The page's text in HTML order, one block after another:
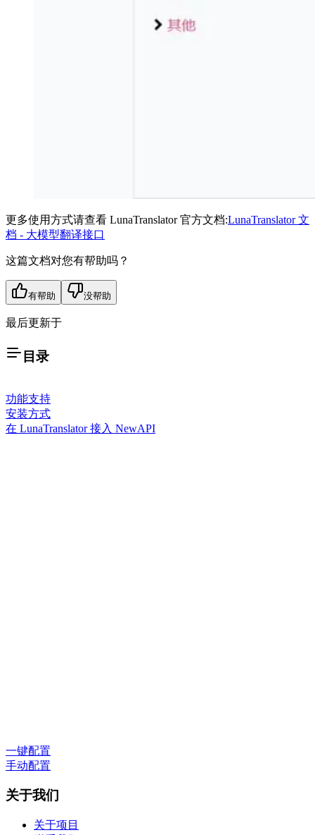
更多使用方式请查看 LunaTranslator 官方文档:LunaTranslator 文
档 - 大模型翻译接口
这篇文档对您有帮助吗？
有帮助 没帮助
最后更新于
目录
功能支持
安装方式
在 LunaTranslator 接入 NewAPI
一键配置
手动配置
关于我们
关于项目